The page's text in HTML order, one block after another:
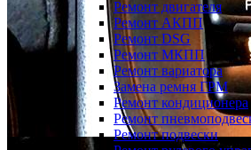
Ремонт двигателя
Ремонт АКПП
Ремонт DSG
Ремонт МКПП
Ремонт вариатора
Замена ремня ГРМ
Ремонт кондиционера
Ремонт
Ремонт подвески